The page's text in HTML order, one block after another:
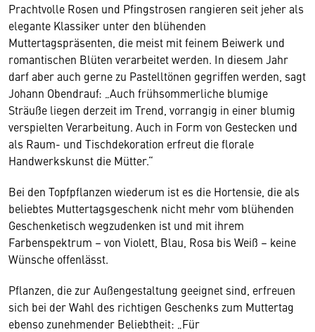
Prachtvolle Rosen und Pfingstrosen rangieren seit jeher als
elegante Klassiker unter den blühenden
Muttertagspräsenten, die meist mit feinem Beiwerk und
romantischen Blüten verarbeitet werden. In diesem Jahr
darf aber auch gerne zu Pastelltönen gegriffen werden, sagt
Johann Obendrauf: „Auch frühsommerliche blumige
Sträuße liegen derzeit im Trend, vorrangig in einer blumig
verspielten Verarbeitung. Auch in Form von Gestecken und
als Raum- und Tischdekoration erfreut die florale
Handwerkskunst die Mütter.“
Bei den Topfpflanzen wiederum ist es die Hortensie, die als
beliebtes Muttertagsgeschenk nicht mehr vom blühenden
Geschenketisch wegzudenken ist und mit ihrem
Farbenspektrum – von Violett, Blau, Rosa bis Weiß – keine
Wünsche offenlässt.
Pflanzen, die zur Außengestaltung geeignet sind, erfreuen
sich bei der Wahl des richtigen Geschenks zum Muttertag
ebenso zunehmender Beliebtheit: „Für